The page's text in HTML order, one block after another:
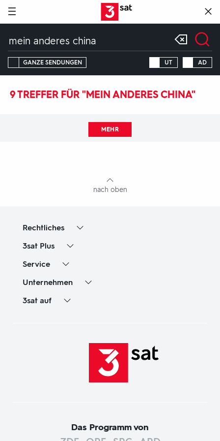
Hauptnavigation 3SAT
Suchbegriff
GANZE SENDUNGEN UT AD
9 TREFFER FÜR "MEIN ANDERES CHINA"
MEHR
nach oben
Rechtliches
3sat Plus
Service
Unternehmen
3sat auf
Das Programm von